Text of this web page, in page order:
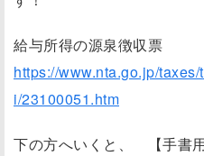
給与所得の源泉徴収票
https://www.nta.go.jp/
i/23100051.htm
下の方へいくと、 【手書